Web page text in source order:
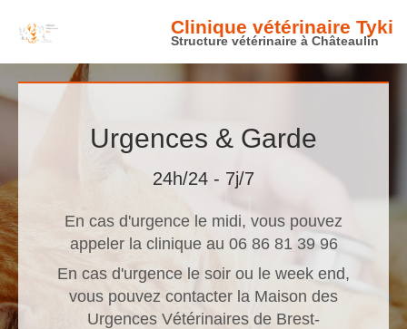
Clinique vétérinaire Tyki
Structure vétérinaire à Châteaulin
Urgences & Garde
24h/24 - 7j/7
En cas d'urgence le midi, vous pouvez
appeler la clinique au 06 86 81 39 96
En cas d'urgence le soir ou le week end,
vous pouvez contacter la Maison des
Urgences Vétérinaires de Brest-